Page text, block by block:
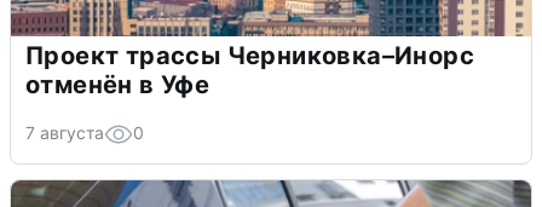
Проект трассы Черниковка–Инорс
отменён в Уфе
7 августа 0